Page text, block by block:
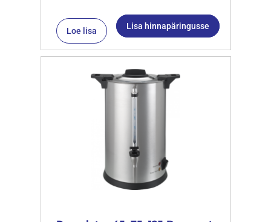
Loe lisa Lisa hinnapäringusse